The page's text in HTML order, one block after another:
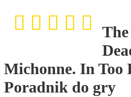
Michonne. In Too
Poradnik do gry